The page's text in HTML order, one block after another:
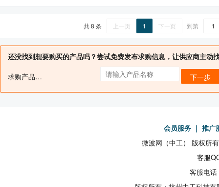
共 8 条 上一页 1 下一页 到第
还没找到想要购买的产品吗？尝试免费发布求购信息，让供应商主动
求购产品名： 下一步
会员服务 ｜ 推广
微波网（中工） 版权所
客服
客服电